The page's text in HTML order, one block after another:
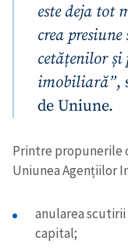
este deja tot
crea
cetățenilor
imobiliară”,
de Uniune.
Printre propunerile
Uniunea Agențiilor
anularea
capital;